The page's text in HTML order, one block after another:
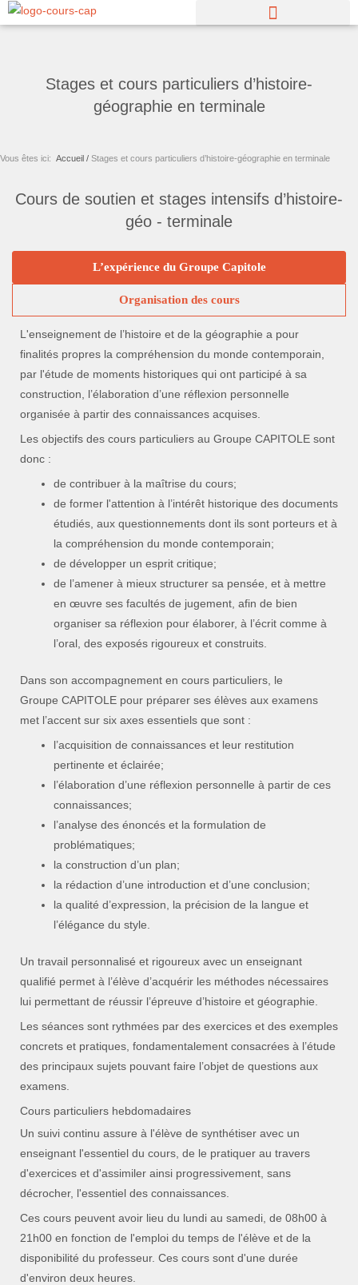
Aller
au
Stages et cours particuliers d’histoire-
géographie en terminale
Vous êtes ici: Accueil / Stages et cours particuliers d’histoire-géographie en terminale
Cours de soutien et stages intensifs d’histoire-
géo - terminale
L’expérience du Groupe Capitole
Organisation des cours
L'enseignement de l’histoire et de la géographie a pour
finalités propres la compréhension du monde contemporain,
par l'étude de moments historiques qui ont participé à sa
construction, l’élaboration d’une réflexion personnelle
organisée à partir des connaissances acquises.
Les objectifs des cours particuliers au Groupe CAPITOLE sont
donc :
de contribuer à la maîtrise du cours;
de former l'attention à l’intérêt historique des documents
étudiés, aux questionnements dont ils sont porteurs et à
la compréhension du monde contemporain;
de développer un esprit critique;
de l’amener à mieux structurer sa pensée, et à mettre
en œuvre ses facultés de jugement, afin de bien
organiser sa réflexion pour élaborer, à l’écrit comme à
l’oral, des exposés rigoureux et construits.
Dans son accompagnement en cours particuliers, le
Groupe CAPITOLE pour préparer ses élèves aux examens
met l’accent sur six axes essentiels que sont :
l’acquisition de connaissances et leur restitution
pertinente et éclairée;
l’élaboration d’une réflexion personnelle à partir de ces
connaissances;
l’analyse des énoncés et la formulation de
problématiques;
la construction d’un plan;
la rédaction d’une introduction et d’une conclusion;
la qualité d’expression, la précision de la langue et
l’élégance du style.
Un travail personnalisé et rigoureux avec un enseignant
qualifié permet à l’élève d’acquérir les méthodes nécessaires
lui permettant de réussir l’épreuve d’histoire et géographie.
Les séances sont rythmées par des exercices et des exemples
concrets et pratiques, fondamentalement consacrées à l’étude
des principaux sujets pouvant faire l’objet de questions aux
examens.
Cours particuliers hebdomadaires
Un suivi continu assure à l'élève de synthétiser avec un
enseignant l'essentiel du cours, de le pratiquer au travers
d'exercices et d'assimiler ainsi progressivement, sans
décrocher, l'essentiel des connaissances.
Ces cours peuvent avoir lieu du lundi au samedi, de 08h00 à
21h00 en fonction de l'emploi du temps de l'élève et de la
disponibilité du professeur. Ces cours sont d'une durée
d'environ deux heures.